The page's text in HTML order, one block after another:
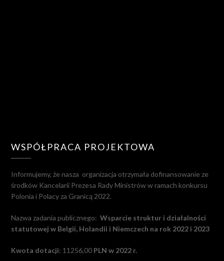
WSPÓŁPRACA PROJEKTOWA
Informujemy, że nasza organizacja otrzymała dofinansowanie ze
środków Kancelarii Prezesa Rady Ministrów w ramach konkursu
Polonia i Polacy za Granicą 2022.
Nazwa zadania publicznego: Wsparcie struktur i działalności
statutowej w Belgii, Holandii i Niemczech na rok 2022 i 2023
Kwota dotacji: 11256,00 PLN w 2022 r.